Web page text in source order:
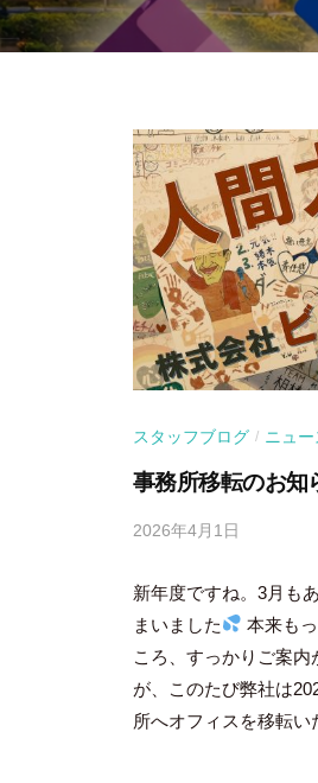
スタッフブログ / ニュー
事務所移転のお知
2026年4月1日
吉
田
豪
新年度ですね。3月も
まいました
本来も
ころ、すっかりご案
が、このたび弊社は
所へオフィスを移転い